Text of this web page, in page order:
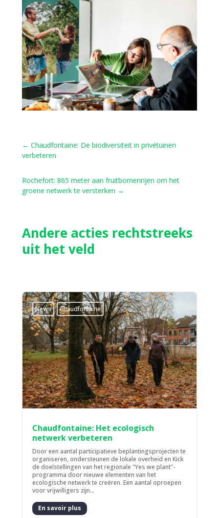
← Chaudfontaine: De biodiversiteit in privétuinen
verbeteren
Rochefort: 865 meter aan fruitbomenrijen om het
groene netwerk te versterken →
Andere acties rechtstreeks
uit het veld
News Chaudfontaine
Chaudfontaine: Het ecologisch
netwerk verbeteren
Door een aantal participatieve beplantingsprojecten te
organiseren, ondersteunen de lokale overheid en Kick
de doelstellingen van het regionale "Yes we plant"-
programma door nieuwe elementen van het
ecologische netwerk te creëren. Een aantal oproepen
voor vrijwilligers zijn...
En savoir plus